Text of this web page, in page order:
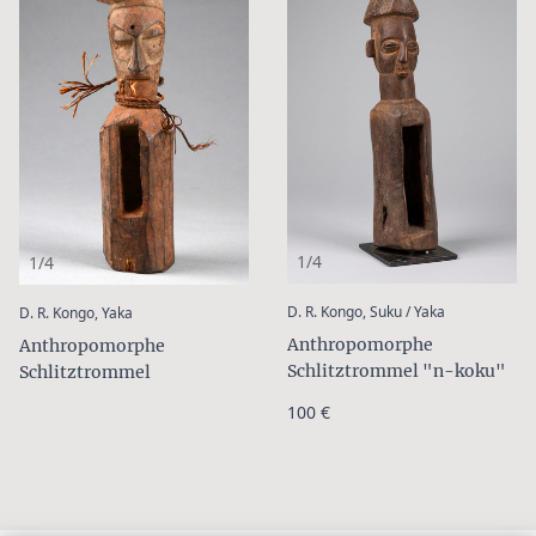
1/4
D. R. Kongo, Yaka
Anthropomorphe
Schlitztrommel
1/4
D. R. Kongo, Suku / Yaka
Anthropomorphe
Schlitztrommel "n-koku"
100 €